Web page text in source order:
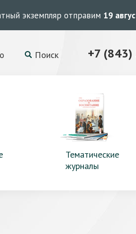
экземпляр отправим 19
Поиск +7
Тематические
журналы